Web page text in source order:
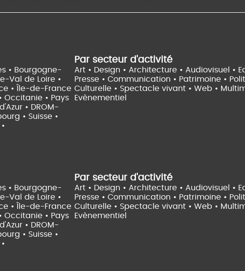
• Bourgogne-
Val de Loire •
•
Île-de-France
Occitanie • Pays
• DROM-
• Suisse •
Par secteur d'activité
Art • Design • Architecture • Audiovisuel •
Presse • Communication • Patrimoine •
Culturelle • Spectacle vivant • Web •
Evènementiel
• Bourgogne-
Val de Loire •
•
Île-de-France
Occitanie • Pays
• DROM-
• Suisse •
Par secteur d'activité
Art • Design • Architecture • Audiovisuel •
Presse • Communication • Patrimoine •
Culturelle • Spectacle vivant • Web •
Evènementiel